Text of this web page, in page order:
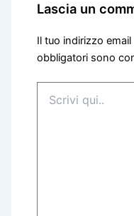
Lascia un
Il tuo indirizzo
obbligatori sono
qui..